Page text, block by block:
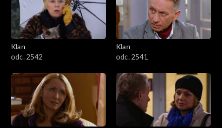
Klan
odc. 2542
Klan
odc. 2541